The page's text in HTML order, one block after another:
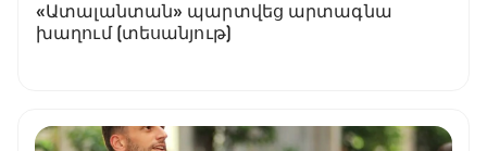
«Ատալանտան» պարտվեց արտագնա
խաղում (տեսանյութ)